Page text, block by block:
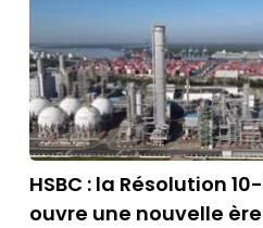
HSBC : la Résolution
ouvre une nouvelle